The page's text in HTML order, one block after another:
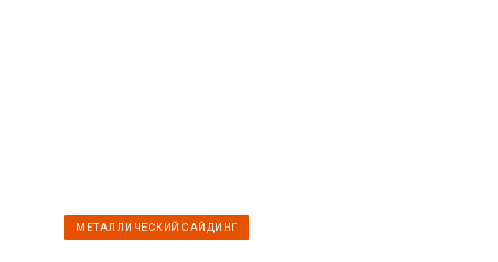
МЕТАЛЛИЧЕСКИЙ САЙДИНГ